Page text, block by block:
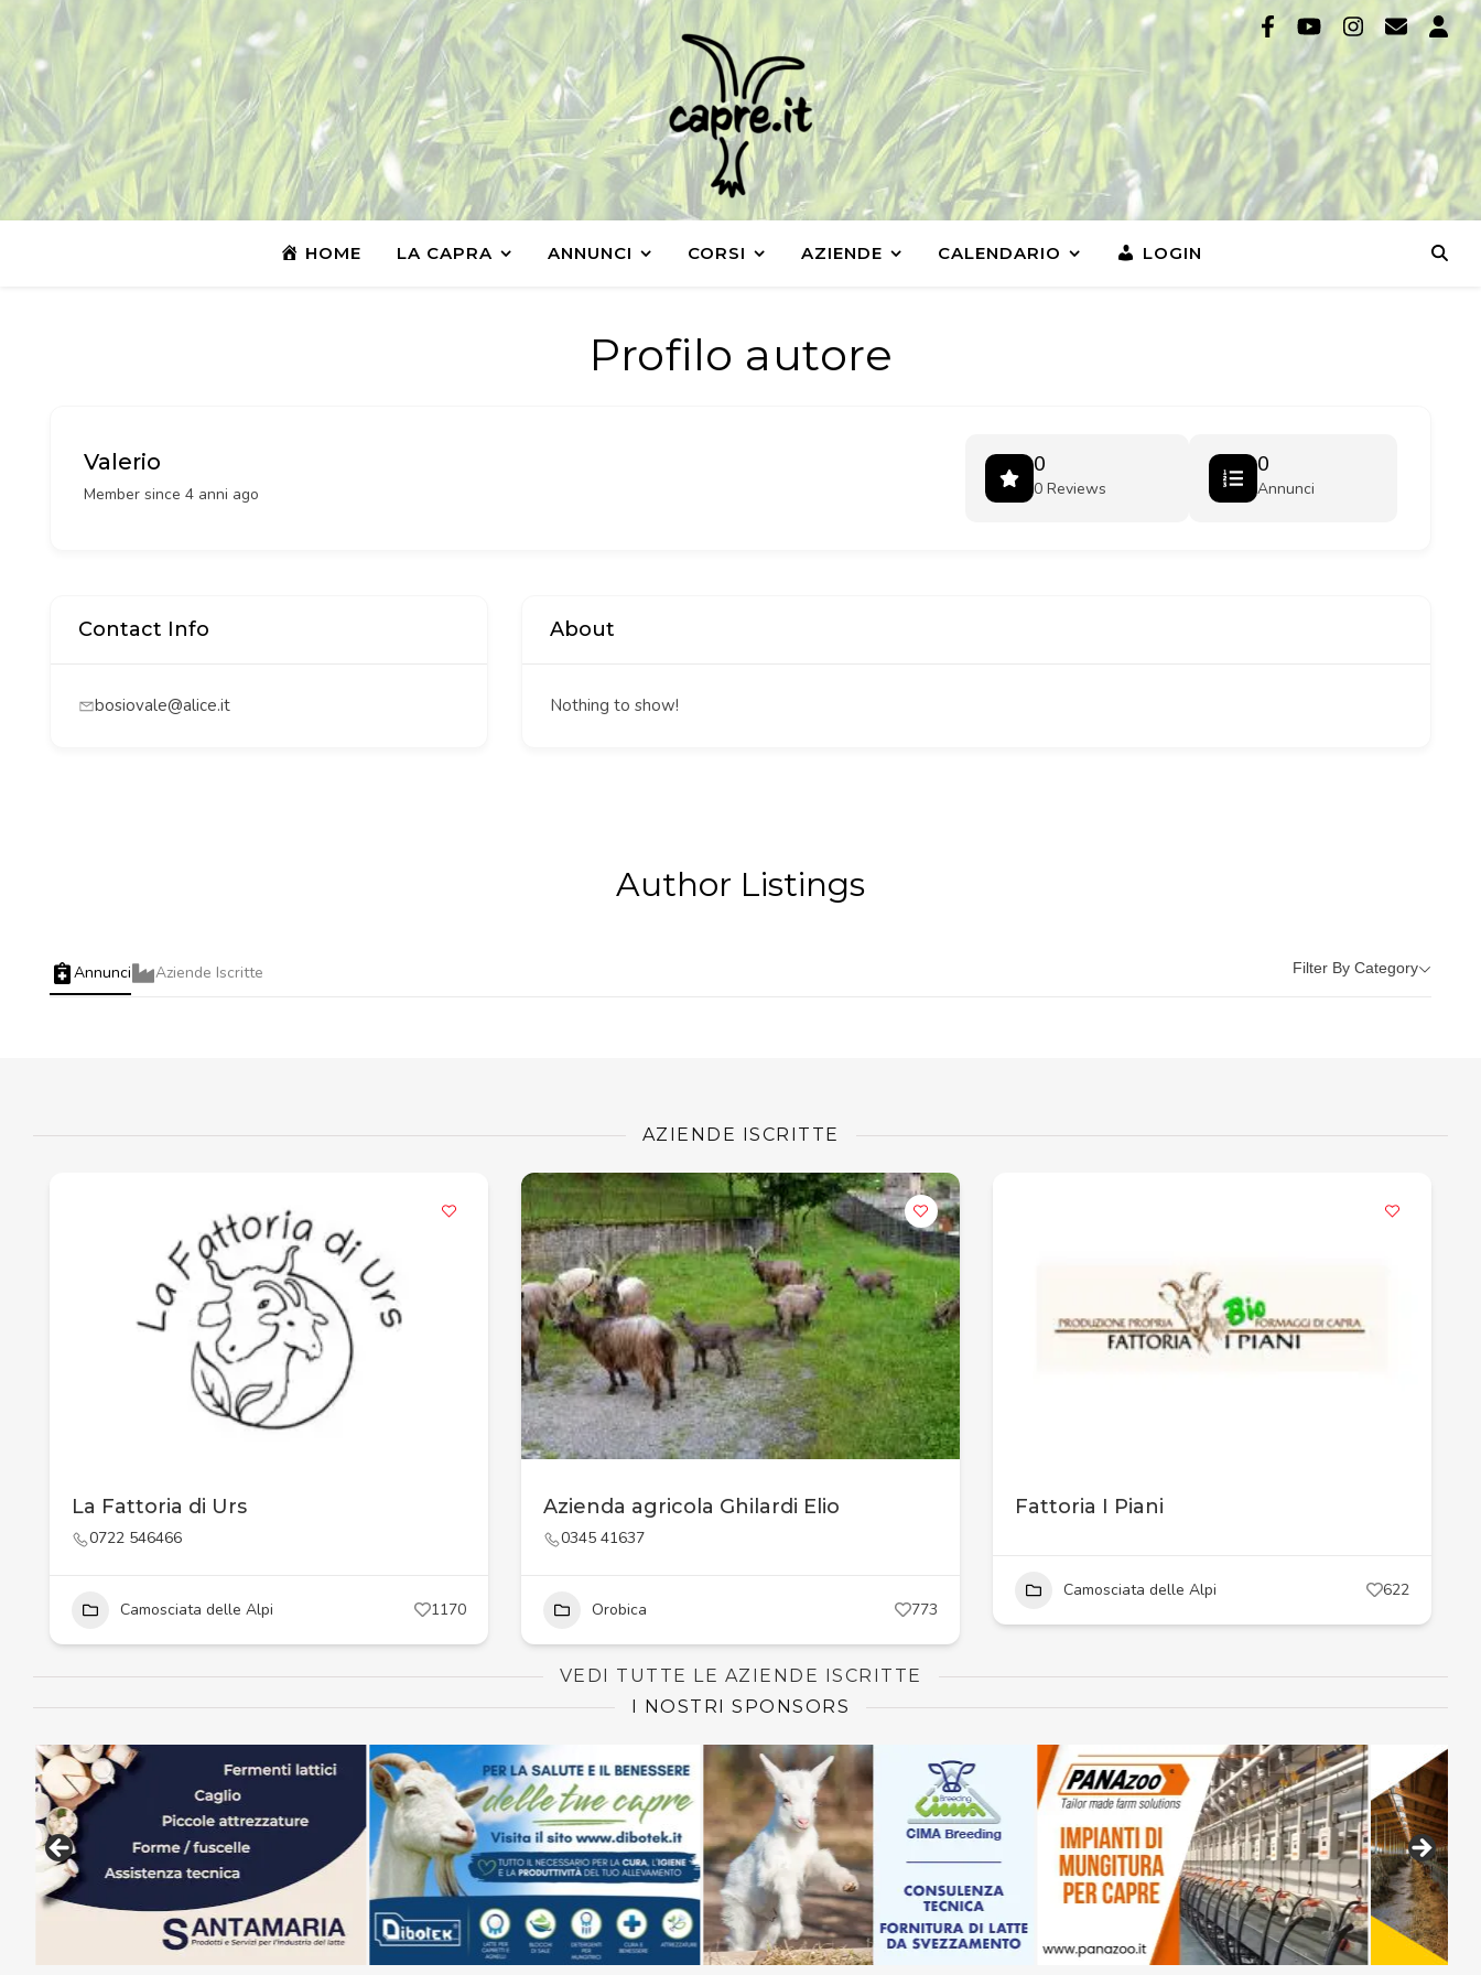
HOME LA CAPRA ANNUNCI CORSI AZIENDE CALENDARIO LOGIN
Profilo autore
Valerio
Member since 4 anni ago
0
0 Reviews
0
Annunci
Contact Info
bosiovale@alice.it
About
Nothing to show!
Author Listings
Annunci Aziende Iscritte Filter By Category
AZIENDE ISCRITTE
La Fattoria di Urs
0722 546466
Camosciata delle Alpi 1170
Azienda agricola Ghilardi Elio
0345 41637
Orobica 773
Fattoria I Piani
Camosciata delle Alpi 622
VEDI TUTTE LE AZIENDE ISCRITTE
I NOSTRI SPONSORS